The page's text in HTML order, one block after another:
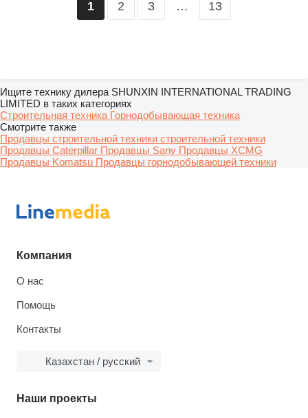
1 2 3 … 13
Ищите технику дилера SHUNXIN INTERNATIONAL TRADING
LIMITED в таких категориях
Строительная техника Горнодобывающая техника
Смотрите также
Продавцы строительной техники строительной техники
Продавцы Caterpillar Продавцы Sany Продавцы XCMG
Продавцы Komatsu Продавцы горнодобывающей техники
Компания
О нас
Помощь
Контакты
Казахстан / русский
Наши проекты